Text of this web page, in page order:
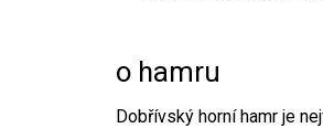
o hamru
Dobřívský horní hamr je